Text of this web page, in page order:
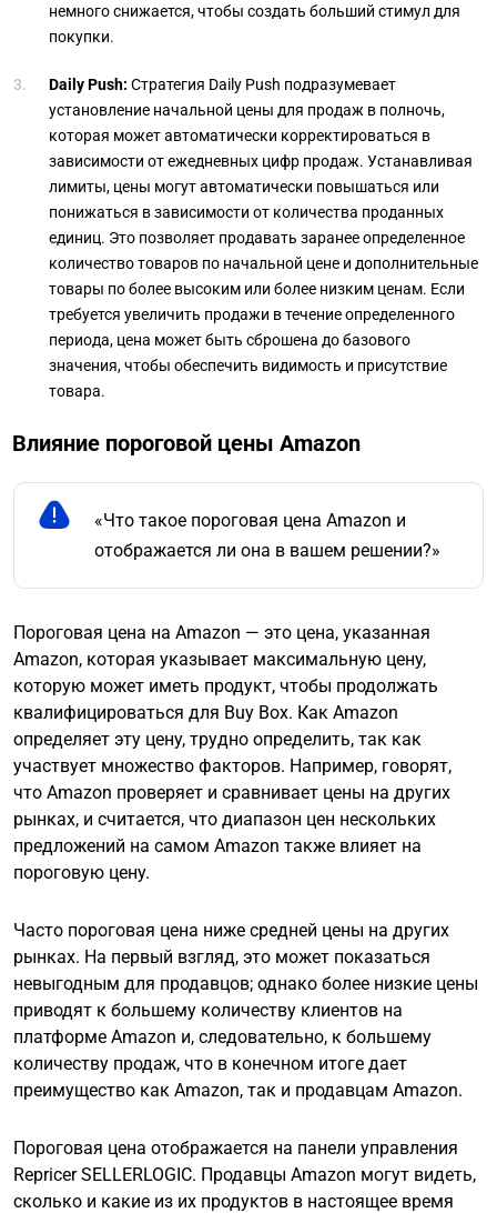
немного снижается, чтобы создать больший стимул для
покупки.
Daily Push: Стратегия Daily Push подразумевает
установление начальной цены для продаж в полночь,
которая может автоматически корректироваться в
зависимости от ежедневных цифр продаж. Устанавливая
лимиты, цены могут автоматически повышаться или
понижаться в зависимости от количества проданных
единиц. Это позволяет продавать заранее определенное
количество товаров по начальной цене и дополнительные
товары по более высоким или более низким ценам. Если
требуется увеличить продажи в течение определенного
периода, цена может быть сброшена до базового
значения, чтобы обеспечить видимость и присутствие
товара.
Влияние пороговой цены Amazon
«Что такое пороговая цена Amazon и
отображается ли она в вашем решении?»
Пороговая цена на Amazon — это цена, указанная
Amazon, которая указывает максимальную цену,
которую может иметь продукт, чтобы продолжать
квалифицироваться для Buy Box. Как Amazon
определяет эту цену, трудно определить, так как
участвует множество факторов. Например, говорят,
что Amazon проверяет и сравнивает цены на других
рынках, и считается, что диапазон цен нескольких
предложений на самом Amazon также влияет на
пороговую цену.
Часто пороговая цена ниже средней цены на других
рынках. На первый взгляд, это может показаться
невыгодным для продавцов; однако более низкие цены
приводят к большему количеству клиентов на
платформе Amazon и, следовательно, к большему
количеству продаж, что в конечном итоге дает
преимущество как Amazon, так и продавцам Amazon.
Пороговая цена отображается на панели управления
Repricer SELLERLOGIC. Продавцы Amazon могут видеть,
сколько и какие из их продуктов в настоящее время